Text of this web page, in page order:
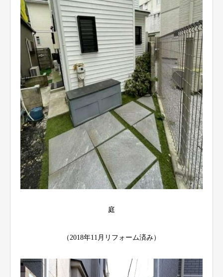
庭
（2018年11月リフォーム済み）